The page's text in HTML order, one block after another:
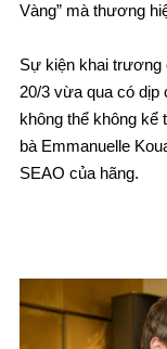
Vàng” mà thương
Sự kiện khai
20/3 vừa qua có dịp
không thể không kể
bà Emmanuelle
SEAO của hãng.